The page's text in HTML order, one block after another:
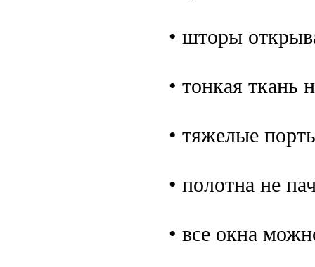
• шторы
• тонкая ткань
• тяжелые
• полотна не
• все окна